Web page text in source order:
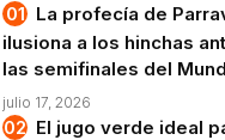
La profecía de
ilusiona a los hinchas
las semifinales del
julio 17, 2026
El jugo verde ideal